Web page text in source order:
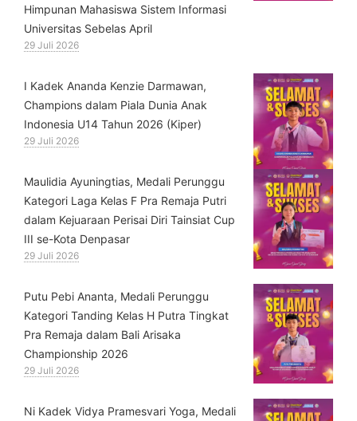
Himpunan Mahasiswa Sistem Informasi
Universitas Sebelas April
29 Juli 2026
⁠I Kadek Ananda Kenzie Darmawan,
Champions dalam Piala Dunia Anak
Indonesia U14 Tahun 2026 (Kiper)
29 Juli 2026
⁠Maulidia Ayuningtias, Medali Perunggu
Kategori Laga Kelas F Pra Remaja Putri
dalam Kejuaraan Perisai Diri Tainsiat Cup
III se-Kota Denpasar
29 Juli 2026
Putu Pebi Ananta, Medali Perunggu
Kategori Tanding Kelas H Putra Tingkat
Pra Remaja dalam Bali Arisaka
Championship 2026
29 Juli 2026
⁠Ni Kadek Vidya Pramesvari Yoga, Medali